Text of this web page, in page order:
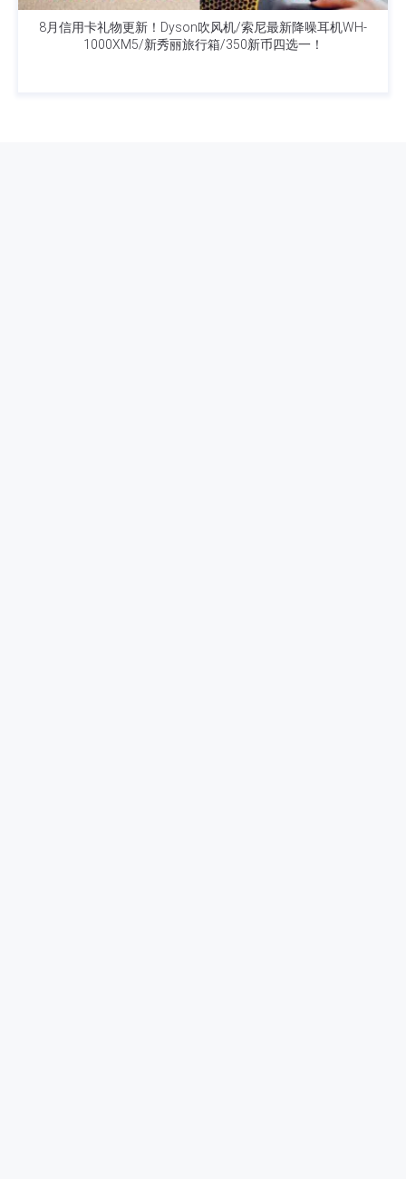
8月信用卡礼物更新！Dyson吹风机/索尼最新降噪耳机WH-
1000XM5/新秀丽旅行箱/350新币四选一！